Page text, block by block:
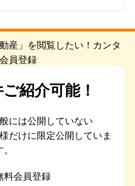
紹介可能！
には公開していない
だけに限定公開していま